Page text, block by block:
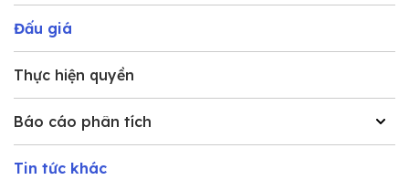
Đấu giá
Thực hiện quyền
Báo cáo phân tích
Tin tức khác